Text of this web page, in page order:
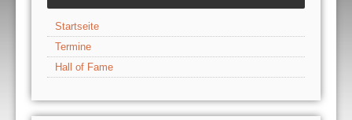
Startseite
Termine
Hall of Fame